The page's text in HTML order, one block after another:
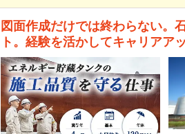
図面作成だけでは終わらない。
ト。経験を活かしてキャリアア